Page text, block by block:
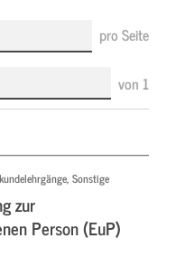
pro Seite
von 1
Sonstige
zur
Person (EuP)